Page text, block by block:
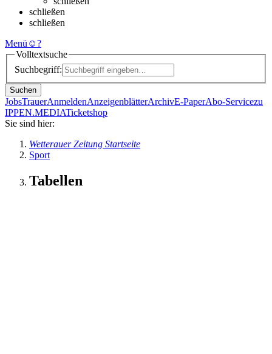
schließen
schließen
Menü ☺?
Volltextsuche
Suchbegriff:
Suchen
JobsTrauerAnmeldenAnzeigenblätterArchivE-PaperAbo-Servicezu
IPPEN.MEDIATicketshop
Sie sind hier:
Wetterauer Zeitung Startseite
Sport
Tabellen